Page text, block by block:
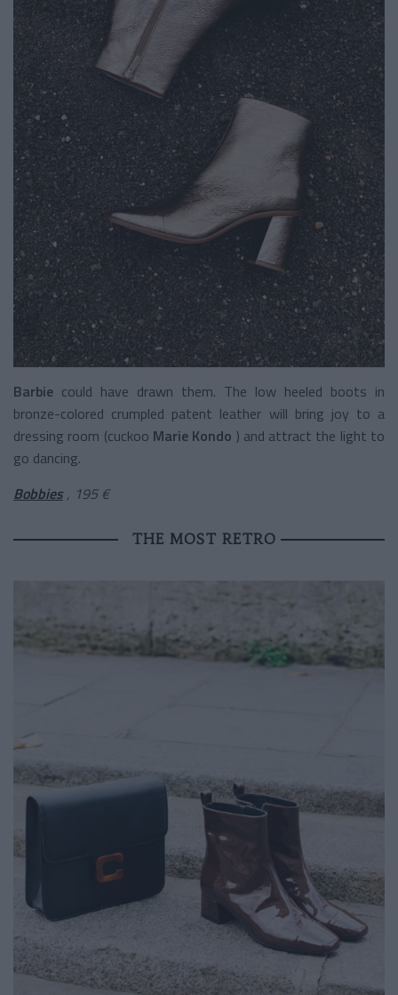
Barbie could have drawn them. The low heeled boots in
bronze-colored crumpled patent leather will bring joy to a
dressing room (cuckoo Marie Kondo ) and attract the light to
go dancing.
Bobbies , 195 €
THE MOST RETRO